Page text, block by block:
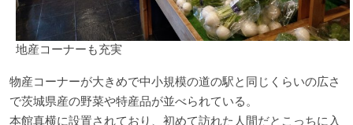
地産コーナーも充実
物産コーナーが大きめで中小規模の道の駅と同じくらいの広さ
で茨城県産の野菜や特産品が並べられている。
本館真横に設置されており、初めて訪れた人間だとこっちに入